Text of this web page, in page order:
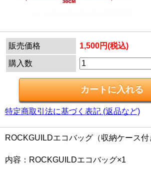
販売価格 1,500円(税込)
購入数
特定商取引法に基づく表記 (返品など)
ROCKGUILDエコバッグ（収納ケース付
内容：ROCKGUILDエコバッグ×1